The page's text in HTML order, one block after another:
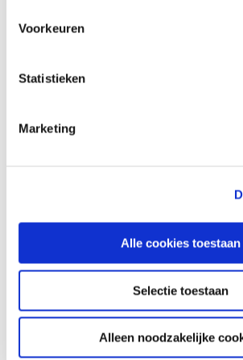
Voorkeuren
Statistieken
Marketing
Alle cookies toestaan
Selectie toestaan
Alleen noodzakelijke
Software en machines
Software ondersteuning
Trainingen
Partners
Houtbouw
Massief